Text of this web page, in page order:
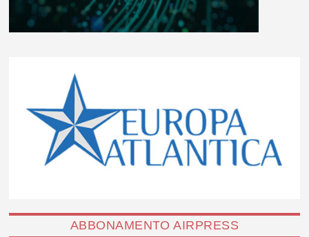
ABBONAMENTO AIRPRESS